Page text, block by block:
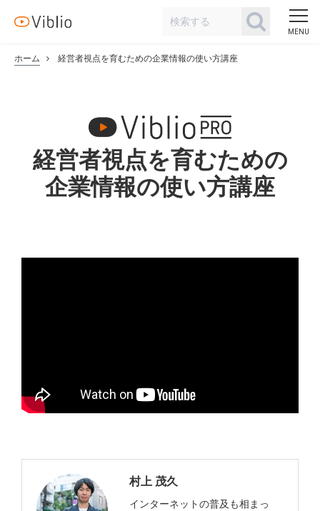
ホーム 経営者視点を育むための企業情報の使い方講座
経営者視点を育むための
企業情報の使い方講座
村上 茂久
インターネットの普及も相まっ